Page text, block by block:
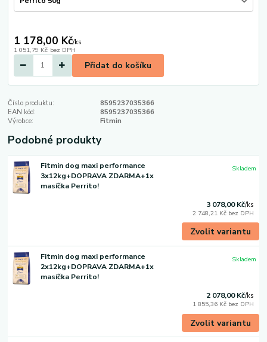
1 178,00 Kč/ks
1 051,79 Kč bez DPH
Přidat do košíku
Číslo produktu:
8595237035366
EAN kód:
8595237035366
Výrobce:
Fitmin
Podobné produkty
Fitmin dog maxi performance
3x12kg+DOPRAVA ZDARMA+1x
masíčka Perrito!
3 078,00 Kč/ks
2 748,21 Kč bez DPH
Skladem
Zvolit variantu
Fitmin dog maxi performance
2x12kg+DOPRAVA ZDARMA+1x
masíčka Perrito!
2 078,00 Kč/ks
1 855,36 Kč bez DPH
Skladem
Zvolit variantu